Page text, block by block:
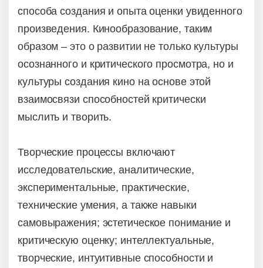
способа создания и опыта оценки увиденного
произведения. Кинообразование, таким
образом – это о развитии не только культуры
осознанного и критического просмотра, но и
культуры создания кино на основе этой
взаимосвязи способностей критически
мыслить и творить.
Творческие процессы включают
исследовательские, аналитические,
экспериментальные, практические,
технические умения, а также навыки
самовыражения; эстетическое понимание и
критическую оценку; интеллектуальные,
творческие, интуитивные способности и